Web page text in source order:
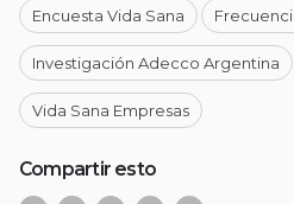
Encuesta Vida Sana
Investigación Adecco Argentina
Vida Sana Empresas
Compartir esto